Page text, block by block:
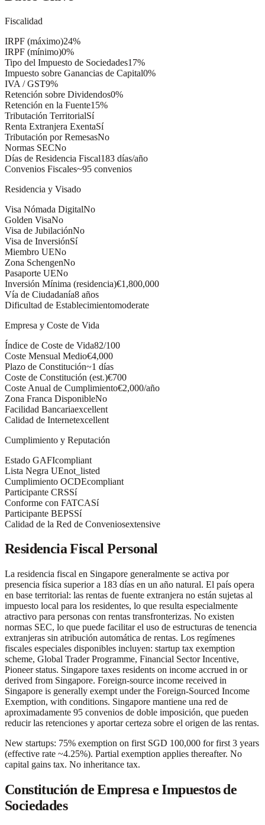
Fiscalidad
IRPF (máximo)24%
IRPF (mínimo)0%
Tipo del Impuesto de Sociedades17%
Impuesto sobre Ganancias de Capital0%
IVA / GST9%
Retención sobre Dividendos0%
Retención en la Fuente15%
Tributación TerritorialSí
Renta Extranjera ExentaSí
Tributación por RemesasNo
Normas SECNo
Días de Residencia Fiscal183 días/año
Convenios Fiscales~95 convenios
Residencia y Visado
Visa Nómada DigitalNo
Golden VisaNo
Visa de JubilaciónNo
Visa de InversiónSí
Miembro UENo
Zona SchengenNo
Pasaporte UENo
Inversión Mínima (residencia)€1,800,000
Vía de Ciudadanía8 años
Dificultad de Establecimientomoderate
Empresa y Coste de Vida
Índice de Coste de Vida82/100
Coste Mensual Medio€4,000
Plazo de Constitución~1 días
Coste de Constitución (est.)€700
Coste Anual de Cumplimiento€2,000/año
Zona Franca DisponibleNo
Facilidad Bancariaexcellent
Calidad de Internetexcellent
Cumplimiento y Reputación
Estado GAFIcompliant
Lista Negra UEnot_listed
Cumplimiento OCDEcompliant
Participante CRSSí
Conforme con FATCASí
Participante BEPSSí
Calidad de la Red de Conveniosextensive
Residencia Fiscal Personal
La residencia fiscal en Singapore generalmente se activa por
presencia física superior a 183 días en un año natural. El país opera
en base territorial: las rentas de fuente extranjera no están sujetas al
impuesto local para los residentes, lo que resulta especialmente
atractivo para personas con rentas transfronterizas. No existen
normas SEC, lo que puede facilitar el uso de estructuras de tenencia
extranjeras sin atribución automática de rentas. Los regímenes
fiscales especiales disponibles incluyen: startup tax exemption
scheme, Global Trader Programme, Financial Sector Incentive,
Pioneer status. Singapore taxes residents on income accrued in or
derived from Singapore. Foreign-source income received in
Singapore is generally exempt under the Foreign-Sourced Income
Exemption, with conditions. Singapore mantiene una red de
aproximadamente 95 convenios de doble imposición, que pueden
reducir las retenciones y aportar certeza sobre el origen de las rentas.
New startups: 75% exemption on first SGD 100,000 for first 3 years
(effective rate ~4.25%). Partial exemption applies thereafter. No
capital gains tax. No inheritance tax.
Constitución de Empresa e Impuestos de
Sociedades